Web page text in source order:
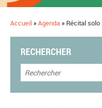
Accueil »Agenda » Récital solo
RECHERCHER